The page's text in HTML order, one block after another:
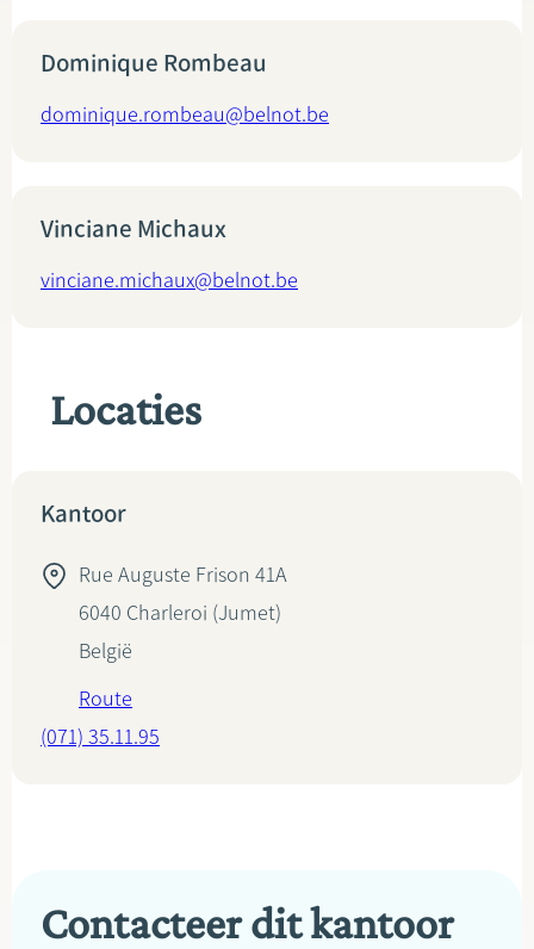
Dominique Rombeau
dominique.rombeau@belnot.be
Vinciane Michaux
vinciane.michaux@belnot.be
Locaties
Kantoor
Rue Auguste Frison 41A
6040 Charleroi (Jumet)
België
Route
(071) 35.11.95
Contacteer dit kantoor